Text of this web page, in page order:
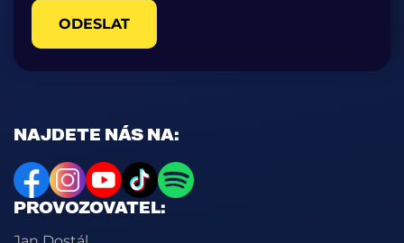
NAJDETE NÁS NA:
PROVOZOVATEL:
ODESLAT